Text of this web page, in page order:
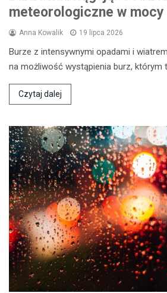
meteorologiczne w mocy
Anna Kowalik 19 lipca 2026
Burze z intensywnymi opadami i
na możliwość wystąpienia burz, którym
Czytaj dalej